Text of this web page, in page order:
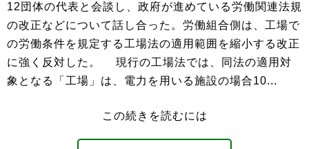
12団体の代表と会談し、政府が進めている労働関連法規
の改正などについて話し合った。労働組合側は、工場で
の労働条件を規定する工場法の適用範囲を縮小する改正
に強く反対した。 現行の工場法では、同法の適用対
象となる「工場」は、電力を用いる施設の場合10...
この続きを読むには